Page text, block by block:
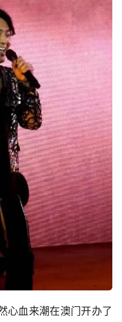
心血来潮在澳门开办了